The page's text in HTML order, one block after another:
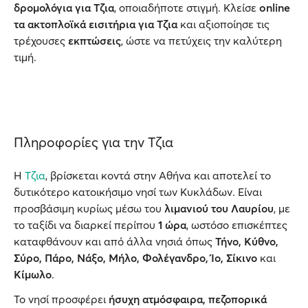
δρομολόγια για Τζια, οποιαδήποτε στιγμή. Κλείσε online
τα ακτοπλοϊκά εισιτήρια για Τζιακαι αξιοποίησε τις
τρέχουσες εκπτώσεις, ώστε να πετύχεις την καλύτερη
τιμή.
Πληροφορίες για την Τζια
Η Τζια, βρίσκεται κοντά στην Αθήνα και αποτελεί το
δυτικότερο κατοικήσιμο νησί των Κυκλάδων. Είναι
προσβάσιμη κυρίως μέσω του λιμανιού του Λαυρίου, με
το ταξίδι να διαρκεί περίπου 1 ώρα, ωστόσο επισκέπτες
καταφθάνουν και από άλλα νησιά όπως Τήνο, Κύθνο,
Σύρο, Πάρο, Νάξο, Μήλο, Φολέγανδρο, Ίο, Σίκινο και
Κίμωλο.
Το νησί προσφέρει ήσυχη ατμόσφαιρα, πεζοπορικά